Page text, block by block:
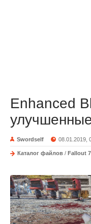
Enhanced
Swordself 08.01.2019,
Каталог файлов / Fallout